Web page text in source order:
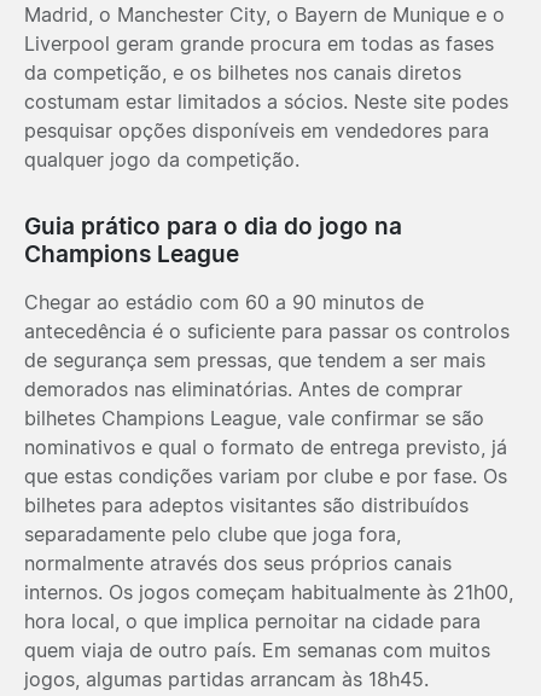
Madrid , o Manchester City, o Bayern de Munique e o
Liverpool geram grande procura em todas as fases
da competição, e os bilhetes nos canais diretos
costumam estar limitados a sócios. Neste site podes
pesquisar opções disponíveis em vendedores para
qualquer jogo da competição.
Guia prático para o dia do jogo na
Champions League
Chegar ao estádio com 60 a 90 minutos de
antecedência é o suficiente para passar os controlos
de segurança sem pressas, que tendem a ser mais
demorados nas eliminatórias. Antes de comprar
bilhetes Champions League, vale confirmar se são
nominativos e qual o formato de entrega previsto, já
que estas condições variam por clube e por fase. Os
bilhetes para adeptos visitantes são distribuídos
separadamente pelo clube que joga fora,
normalmente através dos seus próprios canais
internos. Os jogos começam habitualmente às 21h00,
hora local, o que implica pernoitar na cidade para
quem viaja de outro país. Em semanas com muitos
jogos, algumas partidas arrancam às 18h45.